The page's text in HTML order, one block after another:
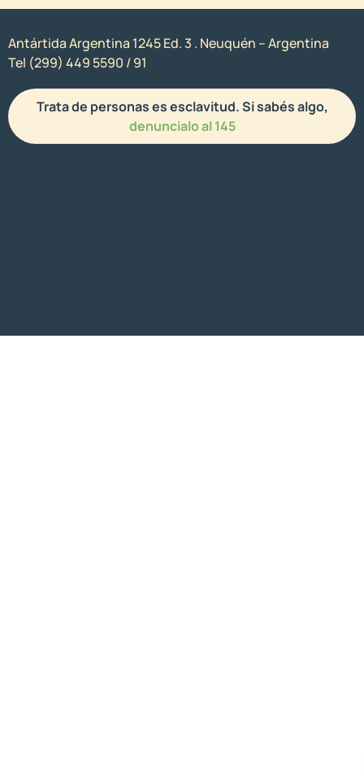
Antártida Argentina 1245 Ed. 3 . Neuquén – Argentina
Tel (299) 449 5590 / 91
Trata de personas es esclavitud. Si sabés algo,
denuncialo al 145